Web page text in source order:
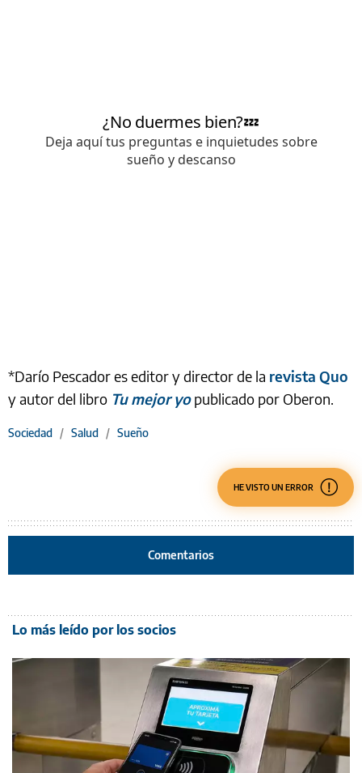
*Darío Pescador es editor y director de la revista Quo
y autor del libro Tu mejor yopublicado por Oberon.
Sociedad / Salud / Sueño
HE VISTO UN ERROR
Comentarios
Lo más leído por los socios